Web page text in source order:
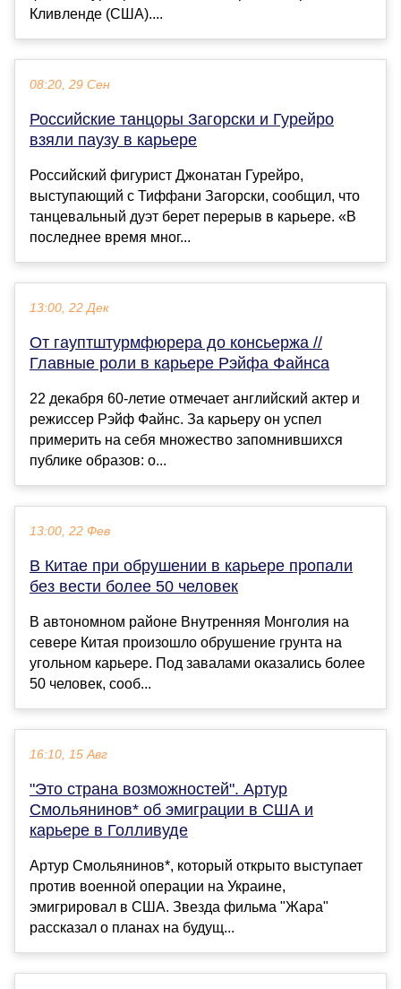
Кливленде (США)....
08:20, 29 Сен
Российские танцоры Загорски и Гурейро
взяли паузу в карьере
Российский фигурист Джонатан Гурейро,
выступающий с Тиффани Загорски, сообщил, что
танцевальный дуэт берет перерыв в карьере. «В
последнее время мног...
13:00, 22 Дек
От гауптштурмфюрера до консьержа //
Главные роли в карьере Рэйфа Файнса
22 декабря 60-летие отмечает английский актер и
режиссер Рэйф Файнс. За карьеру он успел
примерить на себя множество запомнившихся
публике образов: о...
13:00, 22 Фев
В Китае при обрушении в карьере пропали
без вести более 50 человек
В автономном районе Внутренняя Монголия на
севере Китая произошло обрушение грунта на
угольном карьере. Под завалами оказались более
50 человек, сооб...
16:10, 15 Авг
"Это страна возможностей". Артур
Смольянинов* об эмиграции в США и
карьере в Голливуде
Артур Смольянинов*, который открыто выступает
против военной операции на Украине,
эмигрировал в США. Звезда фильма "Жара"
рассказал о планах на будущ...